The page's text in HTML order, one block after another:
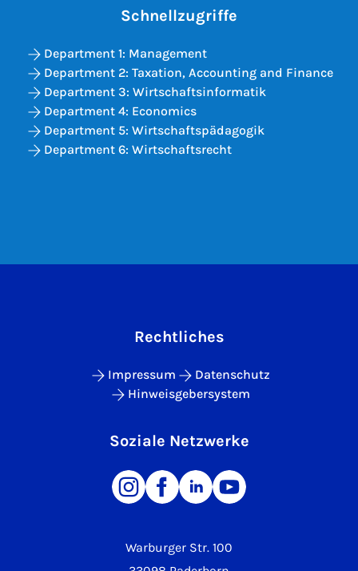
Schnellzugriffe
Department 1: Management
Department 2: Taxation, Accounting and Finance
Department 3: Wirtschaftsinformatik
Department 4: Economics
Department 5: Wirtschaftspädagogik
Department 6: Wirtschaftsrecht
Warburger Str. 100
Rechtliches
Impressum
Datenschutz
Hinweisgebersystem
Soziale Netzwerke